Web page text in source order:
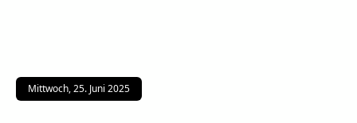
Mittwoch, 25. Juni 2025